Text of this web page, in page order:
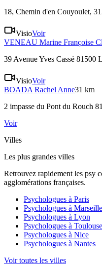
18, Chemin d'en Couyoulet,
VisioVoir
VENEAU Marine Françoise
39 Avenue Yves Cassé 81500
VisioVoir
BOADA Rachel Anne31 km
2 impasse du Pont du Rouch
Voir
Villes
Les plus grandes villes
Retrouvez rapidement les psy
agglomérations françaises.
Psychologues à Paris
Psychologues à Marseille
Psychologues à Lyon
Psychologues à Toulouse
Psychologues à Nice
Psychologues à Nantes
Voir toutes les villes